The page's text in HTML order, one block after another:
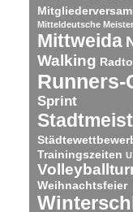
Mitteldeutsche
Mittweida
Walking
Runners-
Sprint
Trainingszeiten
Weihnachtsfeier